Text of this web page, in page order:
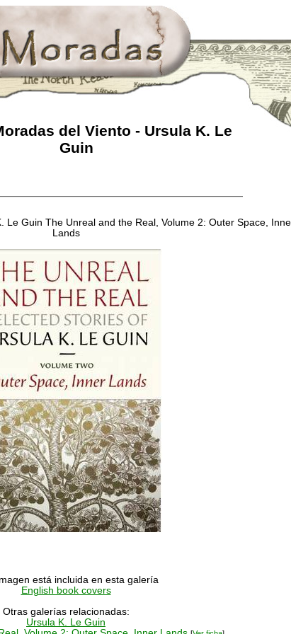
del Viento - Ursula K. Le
Guin
Le Guin The Unreal and the Real, Volume 2: Outer Space,
Lands
está incluida en esta galería
English book covers
Otras galerías relacionadas:
Ursula K. Le Guin